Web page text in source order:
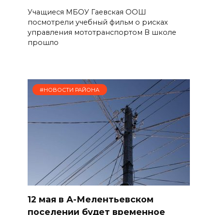
Учащиеся МБОУ Гаевская ООШ
посмотрели учебный фильм о рисках
управления мототранспортом В школе
прошло
#НОВОСТИ РАЙОНА
12 мая в А-Мелентьевском
поселении будет временное